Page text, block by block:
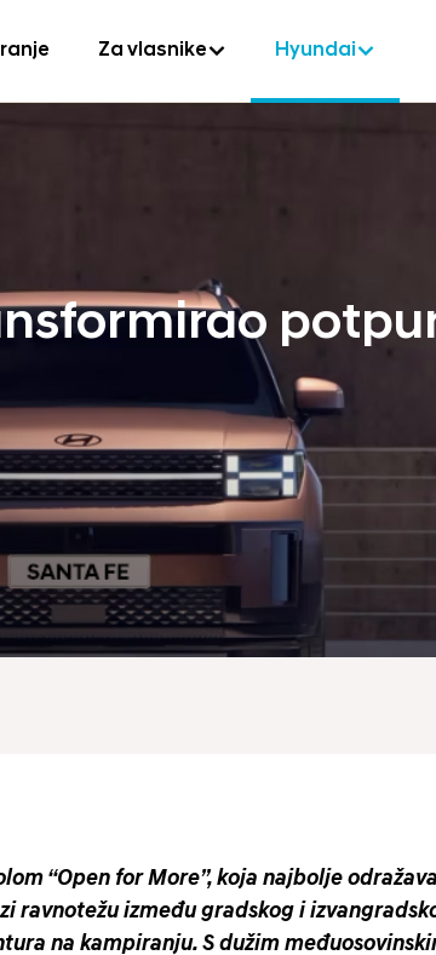
Za vlasnike Hyundai
“Open for More”, koja najbolje
ravnotežu između gradskog i
na kampiranju. S dužim